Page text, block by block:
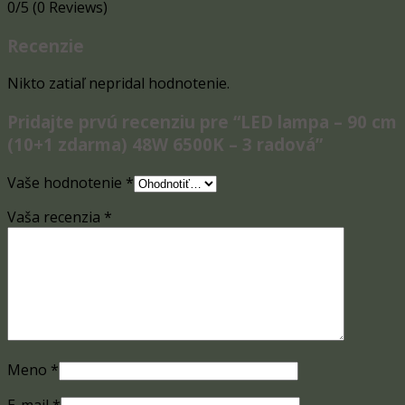
0/5 (0 Reviews)
Recenzie
Nikto zatiaľ nepridal hodnotenie.
Pridajte prvú recenziu pre “LED lampa – 90 cm
(10+1 zdarma) 48W 6500K – 3 radová”
Vaše hodnotenie *
Vaša recenzia *
Meno *